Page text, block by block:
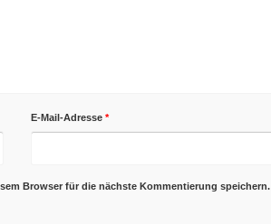
E-Mail-Adresse *
Browser für die nächste Kommentierung speichern.